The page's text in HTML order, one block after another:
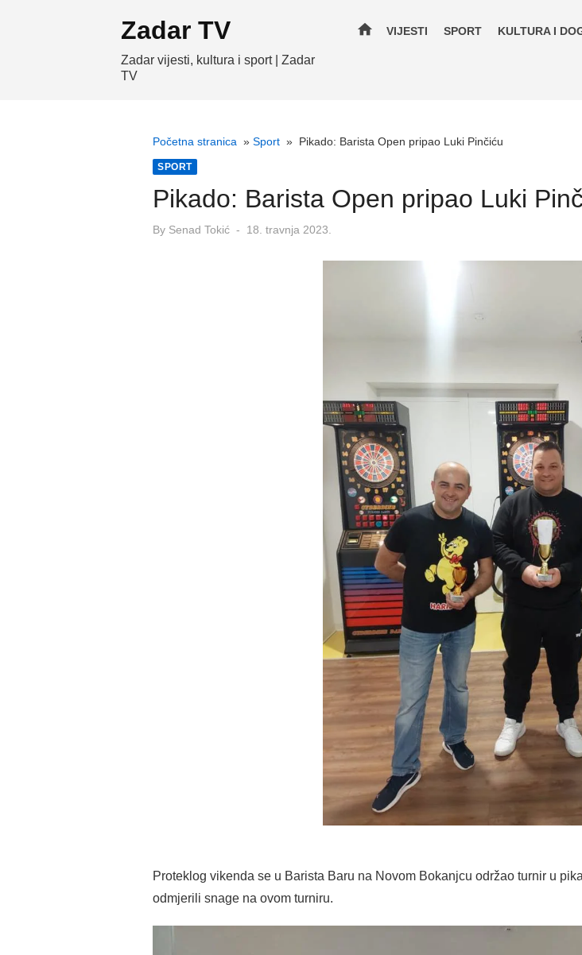
Zadar TV
Zadar vijesti, kultura i sport | Zadar
TV
home VIJESTI SPORT KULTURA I
Početna stranica » Sport » Pikado: Barista Open pripao Luki Pinčiću
SPORT
Pikado: Barista Open pripao Luki
By Senad Tokić
Posted
18. travnja 2023.
Proteklog vikenda se u Barista Baru na Novom Bokanjcu održao turnir u
odmjerili snage na ovom turniru.